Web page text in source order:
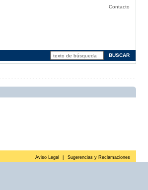
Contacto
Aviso Legal Sugerencias y Reclamaciones